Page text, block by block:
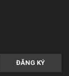
ĐĂNG KÝ